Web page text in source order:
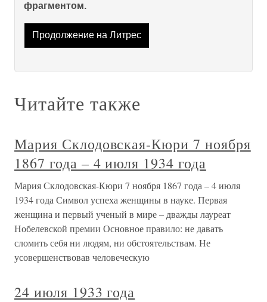
фрагментом.
Продолжение на Литрес
Читайте также
Мария Склодовская-Кюри 7 ноября
1867 года – 4 июля 1934 года
Мария Склодовская-Кюри 7 ноября 1867 года – 4 июля
1934 года Символ успеха женщины в науке. Первая
женщина и первый ученый в мире – дважды лауреат
Нобелевской премии Основное правило: не давать
сломить себя ни людям, ни обстоятельствам. Не
усовершенствовав человеческую
24 июля 1933 года